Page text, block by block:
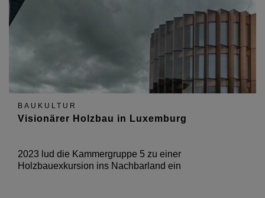
BAUKULTUR
Visionärer Holzbau in Luxemburg
2023 lud die Kammergruppe 5 zu einer
Holzbauexkursion ins Nachbarland ein